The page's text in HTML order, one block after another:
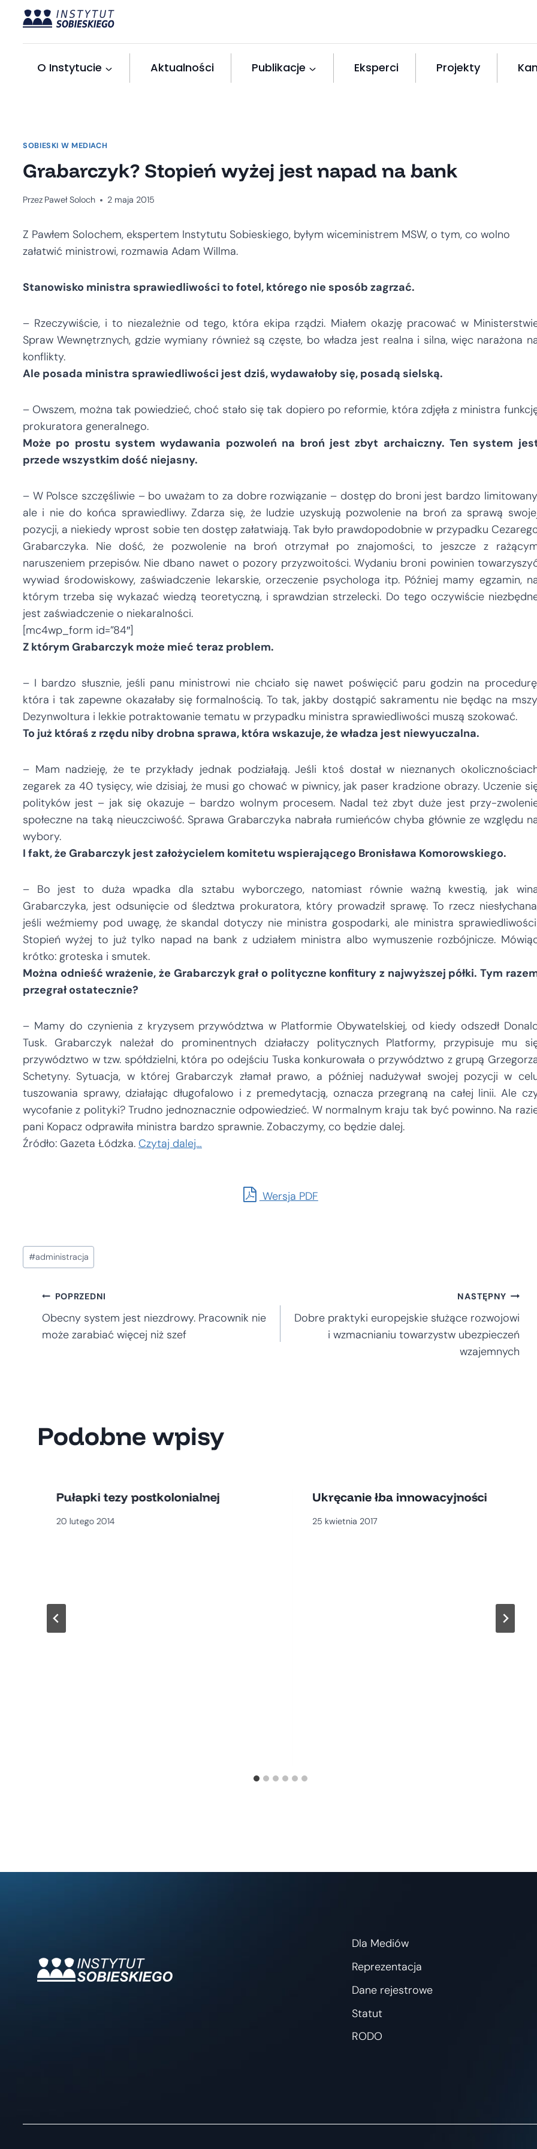
Przejdź
treści
O Instytucie Aktualności Publikacje Eksperci Projekty
SOBIESKI W MEDIACH
Grabarczyk? Stopień wyżej jest napad na bank
Przez Paweł Soloch 2 maja 2015
Z Pawłem Solochem, ekspertem Instytutu Sobieskiego, byłym wiceministrem MSW, o tym, co wolno
załatwić ministrowi, rozmawia Adam Willma.
Stanowisko ministra sprawiedliwości to fotel, którego nie sposób zagrzać.
– Rzeczywiście, i to niezależnie od tego, która ekipa rządzi. Miałem okazję pracować w
Spraw Wewnętrznych, gdzie wymiany również są częste, bo władza jest realna i silna, więc narażona
konflikty.
Ale posada ministra sprawiedliwości jest dziś, wydawałoby się, posadą sielską.
– Owszem, można tak powiedzieć, choć stało się tak dopiero po reformie, która zdjęła z ministra
prokuratora generalnego.
Może po prostu system wydawania pozwoleń na broń jest zbyt archaiczny. Ten system
przede wszystkim dość niejasny.
– W Polsce szczęśliwie – bo uważam to za dobre rozwiązanie – dostęp do broni jest bardzo
ale i nie do końca sprawiedliwy. Zdarza się, że ludzie uzyskują pozwolenie na broń za sprawą
pozycji, a niekiedy wprost sobie ten dostęp załatwiają. Tak było prawdopodobnie w przypadku
Grabarczyka. Nie dość, że pozwolenie na broń otrzymał po znajomości, to jeszcze z
naruszeniem przepisów. Nie dbano nawet o pozory przyzwoitości. Wydaniu broni powinien
wywiad środowiskowy, zaświadczenie lekarskie, orzeczenie psychologa itp. Później mamy egzamin,
którym trzeba się wykazać wiedzą teoretyczną, i sprawdzian strzelecki. Do tego oczywiście
jest zaświadczenie o niekaralności.
[mc4wp_form id=”84″]
Z którym Grabarczyk może mieć teraz problem.
– I bardzo słusznie, jeśli panu ministrowi nie chciało się nawet poświęcić paru godzin na
która i tak zapewne okazałaby się formalnością. To tak, jakby dostąpić sakramentu nie będąc na
Dezynwoltura i lekkie potraktowanie tematu w przypadku ministra sprawiedliwości muszą szokować.
To już któraś z rzędu niby drobna sprawa, która wskazuje, że władza jest niewyuczalna.
– Mam nadzieję, że te przykłady jednak podziałają. Jeśli ktoś dostał w nieznanych
zegarek za 40 tysięcy, wie dzisiaj, że musi go chować w piwnicy, jak paser kradzione obrazy. Uczenie
polityków jest – jak się okazuje – bardzo wolnym procesem. Nadal też zbyt duże jest przy-
społeczne na taką nieuczciwość. Sprawa Grabarczyka nabrała rumieńców chyba głównie ze względu
wybory.
I fakt, że Grabarczyk jest założycielem komitetu wspierającego Bronisława Komorowskiego.
– Bo jest to duża wpadka dla sztabu wyborczego, natomiast równie ważną kwestią, jak
Grabarczyka, jest odsunięcie od śledztwa prokuratora, który prowadził sprawę. To rzecz
jeśli weźmiemy pod uwagę, że skandal dotyczy nie ministra gospodarki, ale ministra
Stopień wyżej to już tylko napad na bank z udziałem ministra albo wymuszenie rozbójnicze.
krótko: groteska i smutek.
Można odnieść wrażenie, że Grabarczyk grał o polityczne konfitury z najwyższej półki. Tym
przegrał ostatecznie?
– Mamy do czynienia z kryzysem przywództwa w Platformie Obywatelskiej, od kiedy odszedł
Tusk. Grabarczyk należał do prominentnych działaczy politycznych Platformy, przypisuje mu
przywództwo w tzw. spółdzielni, która po odejściu Tuska konkurowała o przywództwo z grupą
Schetyny. Sytuacja, w której Grabarczyk złamał prawo, a później nadużywał swojej pozycji w
tuszowania sprawy, działając długofalowo i z premedytacją, oznacza przegraną na całej linii. Ale
wycofanie z polityki? Trudno jednoznacznie odpowiedzieć. W normalnym kraju tak być powinno. Na
pani Kopacz odprawiła ministra bardzo sprawnie. Zobaczymy, co będzie dalej.
Źródło: Gazeta Łódzka. Czytaj dalej…
Wersja PDF
Tagi
wpisu:
#administracja
Nawigacja
wpisu
POPRZEDNI
Obecny system jest niezdrowy. Pracownik nie
może zarabiać więcej niż szef
NASTĘPNY
Dobre praktyki europejskie służące rozwojowi
i wzmacnianiu towarzystw ubezpieczeń
wzajemnych
Podobne wpisy
Pułapki tezy postkolonialnej
20 lutego 2014
Ukręcanie łba innowacyjności
25 kwietnia 2017
Dla Mediów
Reprezentacja
Dane rejestrowe
Statut
RODO